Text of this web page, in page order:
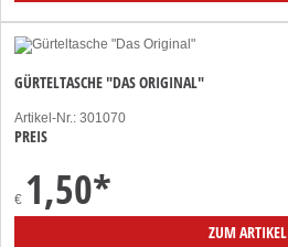
GÜRTELTASCHE "DAS ORIGINAL"
Artikel-Nr.: 301070
PREIS
€ 1,50*
ZUM ARTIKEL